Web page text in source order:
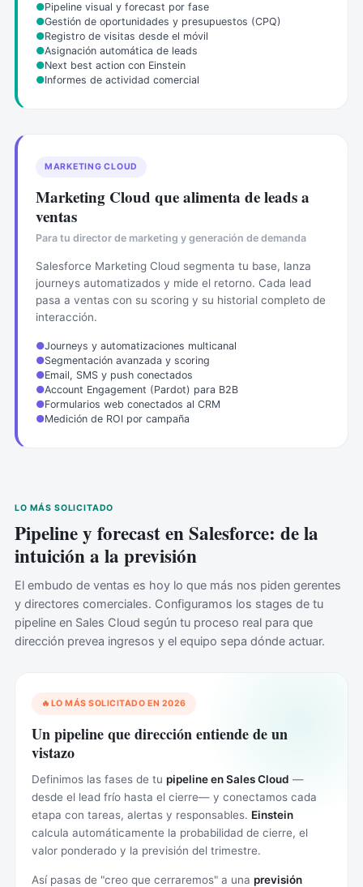
●Pipeline visual y forecast por fase
●Gestión de oportunidades y presupuestos (CPQ)
●Registro de visitas desde el móvil
●Asignación automática de leads
●Next best action con Einstein
●Informes de actividad comercial
MARKETING CLOUD
Marketing Cloud que alimenta de leads a
ventas
Para tu director de marketing y generación de demanda
Salesforce Marketing Cloud segmenta tu base, lanza
journeys automatizados y mide el retorno. Cada lead
pasa a ventas con su scoring y su historial completo de
interacción.
●Journeys y automatizaciones multicanal
●Segmentación avanzada y scoring
●Email, SMS y push conectados
●Account Engagement (Pardot) para B2B
●Formularios web conectados al CRM
●Medición de ROI por campaña
LO MÁS SOLICITADO
Pipeline y forecast en Salesforce: de la
intuición a la previsión
El embudo de ventas es hoy lo que más nos piden gerentes
y directores comerciales. Configuramos los stages de tu
pipeline en Sales Cloud según tu proceso real para que
dirección prevea ingresos y el equipo sepa dónde actuar.
LO MÁS SOLICITADO EN 2026
Un pipeline que dirección entiende de un
vistazo
Definimos las fases de tu pipeline en Sales Cloud —
desde el lead frío hasta el cierre— y conectamos cada
etapa con tareas, alertas y responsables. Einstein
calcula automáticamente la probabilidad de cierre, el
valor ponderado y la previsión del trimestre.
Así pasas de "creo que cerraremos" a una previsión